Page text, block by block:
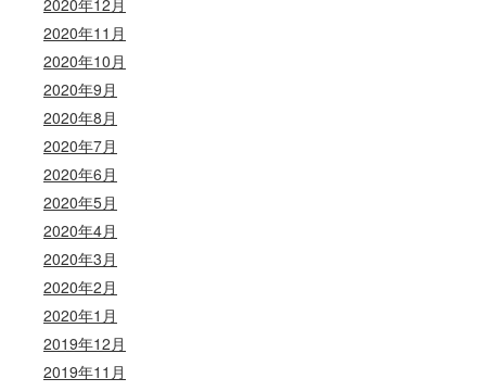
2020年11月
2020年10月
2020年9月
2020年8月
2020年7月
2020年6月
2020年5月
2020年4月
2020年3月
2020年2月
2020年1月
2019年12月
2019年11月